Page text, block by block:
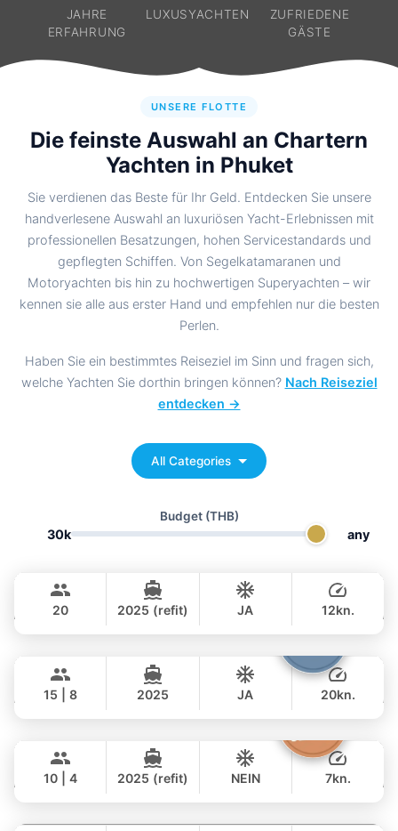
JAHRE
ERFAHRUNG
LUXUSYACHTEN
ZUFRIEDENE
GÄSTE
UNSERE FLOTTE
Die feinste Auswahl an Chartern
Yachten in Phuket
Sie verdienen das Beste für Ihr Geld. Entdecken Sie unsere
handverlesene Auswahl an luxuriösen Yacht-Erlebnissen mit
professionellen Besatzungen, hohen Servicestandards und
gepflegten Schiffen. Von Segelkatamaranen und
Motoryachten bis hin zu hochwertigen Superyachten – wir
kennen sie alle aus erster Hand und empfehlen nur die besten
Perlen.
Haben Sie ein bestimmtes Reiseziel im Sinn und fragen sich,
welche Yachten Sie dorthin bringen können? Nach Reiseziel
entdecken →
All Categories
Budget (THB)
30k any
CUSTOM BUILD 88FT
GANZTAGS
฿ 235,400
20 2025 (refit) JA 12kn.
PRINCESS YACHT 72FT
GANZTAGS
฿ 315,700
15 | 8 2025 JA 20kn.
ADMIRAL SA 38FT
GANZTAGS
10 | 4 2025 (refit) NEIN 7kn.